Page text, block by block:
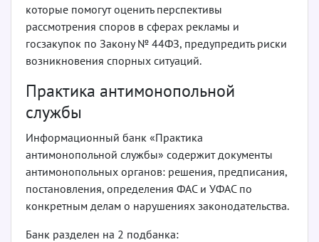
которые помогут оценить перспективы
рассмотрения споров в сферах рекламы и
госзакупок по Закону № 44­ФЗ, предупредить риски
возникновения спорных ситуаций.
Практика антимонопольной
службы
Информационный банк «Практика
антимонопольной службы» содержит документы
антимонопольных органов: решения, предписания,
постановления, определения ФАС и УФАС по
конкретным делам о нарушениях законодательства.
Банк разделен на 2 подбанка: